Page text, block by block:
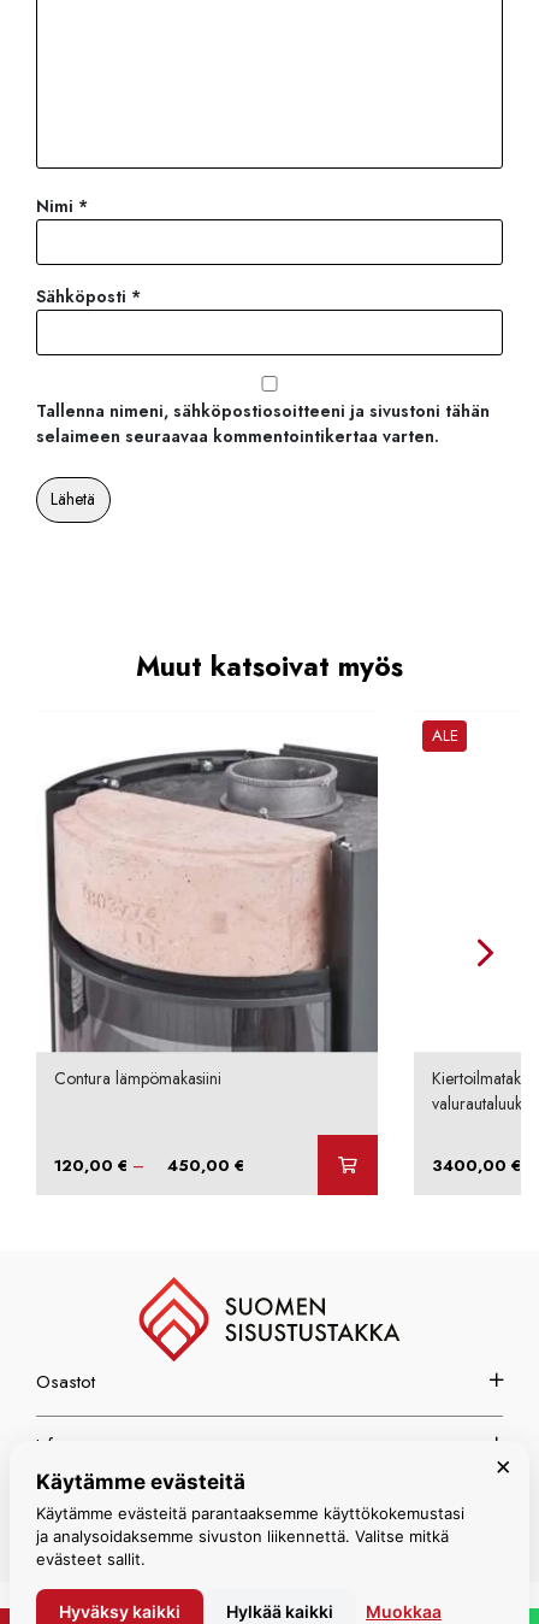
Nimi *
Sähköposti *
Tallenna nimeni, sähköpostiosoitteeni ja sivustoni tähän
selaimeen seuraavaa kommentointikertaa varten.
Muut katsoivat myös
Contura lämpömakasiini
120,00€ – 450,00€
ALE
3400,00 €
Osastot
Info
Espoon myymälä
×
Käytämme evästeitä
Käytämme evästeitä parantaaksemme käyttökokemustasi
ja analysoidaksemme sivuston liikennettä. Valitse mitkä
evästeet sallit.
Hyväksy kaikki Hylkää kaikki Muokkaa